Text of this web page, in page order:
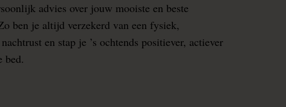
advies over jouw mooiste en beste
ben je altijd verzekerd van een fysiek,
en stap je ’s ochtends positiever, actiever
bed.